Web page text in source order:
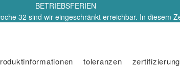
BETRIEBSFERIEN
32 sind wir eingeschränkt erreichbar. In diesem
toleranzen zertifizierung